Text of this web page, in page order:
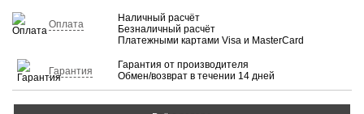
Оплата
Наличный расчёт
Безналичный расчёт
Платежными картами Visa и MasterCard
Гарантия
Гарантия от производителя
Обмен/возврат в течении 14 дней